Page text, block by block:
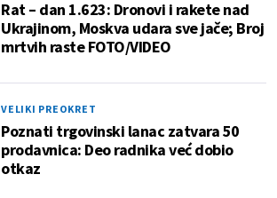
Rat – dan 1.623: Dronovi i rakete nad
Ukrajinom, Moskva udara sve jače; Broj
mrtvih raste FOTO/VIDEO
VELIKI PREOKRET
Poznati trgovinski lanac zatvara 50
prodavnica: Deo radnika već dobio
otkaz